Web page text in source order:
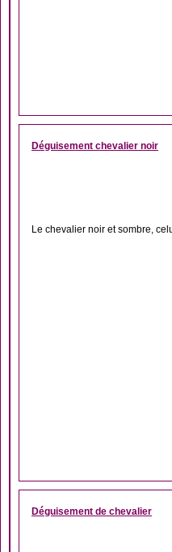
Déguisement chevalier noir
Le chevalier noir et sombre,
Déguisement de chevalier